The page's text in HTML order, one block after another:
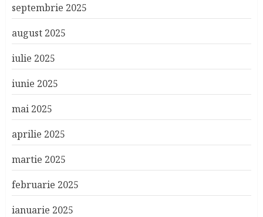
septembrie 2025
august 2025
iulie 2025
iunie 2025
mai 2025
aprilie 2025
martie 2025
februarie 2025
ianuarie 2025